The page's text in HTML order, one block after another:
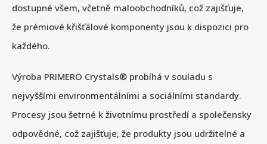
dostupné všem, včetně maloobchodníků, což zajišťuje,
že prémiové křišťálové komponenty jsou k dispozici pro
každého.
Výroba PRIMERO Crystals® probíhá v souladu s
nejvyššími environmentálními a sociálními standardy.
Procesy jsou šetrné k životnímu prostředí a společensky
odpovědné, což zajišťuje, že produkty jsou udržitelné a